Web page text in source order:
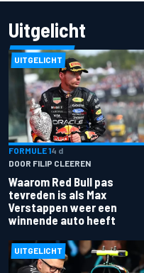
Uitgelicht
UITGELICHT
FORMULE 14 d
DOOR FILIP CLEEREN
Waarom Red Bull pas
tevreden is als Max
Verstappen weer een
winnende auto heeft
UITGELICHT